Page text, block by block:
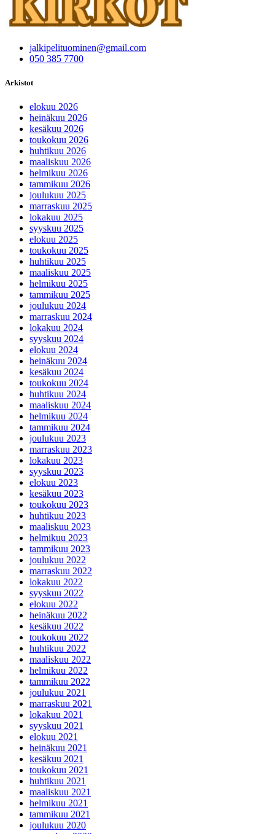
jalkipelituominen@gmail.com
050 385 7700
Arkistot
elokuu 2026
heinäkuu 2026
kesäkuu 2026
toukokuu 2026
huhtikuu 2026
maaliskuu 2026
helmikuu 2026
tammikuu 2026
joulukuu 2025
marraskuu 2025
lokakuu 2025
syyskuu 2025
elokuu 2025
toukokuu 2025
huhtikuu 2025
maaliskuu 2025
helmikuu 2025
tammikuu 2025
joulukuu 2024
marraskuu 2024
lokakuu 2024
syyskuu 2024
elokuu 2024
heinäkuu 2024
kesäkuu 2024
toukokuu 2024
huhtikuu 2024
maaliskuu 2024
helmikuu 2024
tammikuu 2024
joulukuu 2023
marraskuu 2023
lokakuu 2023
syyskuu 2023
elokuu 2023
kesäkuu 2023
toukokuu 2023
huhtikuu 2023
maaliskuu 2023
helmikuu 2023
tammikuu 2023
joulukuu 2022
marraskuu 2022
lokakuu 2022
syyskuu 2022
elokuu 2022
heinäkuu 2022
kesäkuu 2022
toukokuu 2022
huhtikuu 2022
maaliskuu 2022
helmikuu 2022
tammikuu 2022
joulukuu 2021
marraskuu 2021
lokakuu 2021
syyskuu 2021
elokuu 2021
heinäkuu 2021
kesäkuu 2021
toukokuu 2021
huhtikuu 2021
maaliskuu 2021
helmikuu 2021
tammikuu 2021
joulukuu 2020